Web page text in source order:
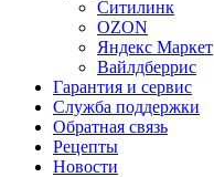
Ситилинк
OZON
Яндекс Маркет
Вайлдберрис
Гарантия и сервис
Служба поддержки
Обратная связь
Рецепты
Новости